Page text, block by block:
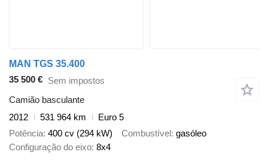
MAN TGS 35.400
35 500 € Sem impostos
Camião basculante
2012
531 964 km
Euro 5
Potência 400 cv (294 kW) Combustível gasóleo
Configuração do eixo 8x4